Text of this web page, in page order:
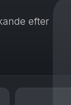
efter
vid
kring